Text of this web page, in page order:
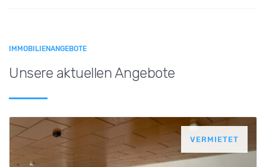
IMMOBILIENANGEBOTE
Unsere aktuellen Angebote
VERMIETET